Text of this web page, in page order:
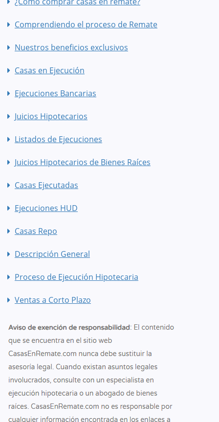
Comprendiendo el proceso de Remate
Nuestros beneficios exclusivos
Casas en Ejecución
Ejecuciones Bancarias
Juicios Hipotecarios
Listados de Ejecuciones
Juicios Hipotecarios de Bienes Raíces
Casas Ejecutadas
Ejecuciones HUD
Casas Repo
Descripción General
Proceso de Ejecución Hipotecaria
Ventas a Corto Plazo